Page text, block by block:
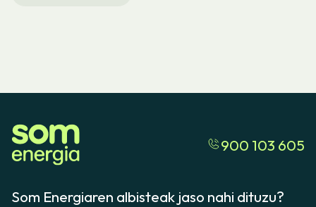
900 103 605
Som Energiaren albisteak jaso nahi dituzu?